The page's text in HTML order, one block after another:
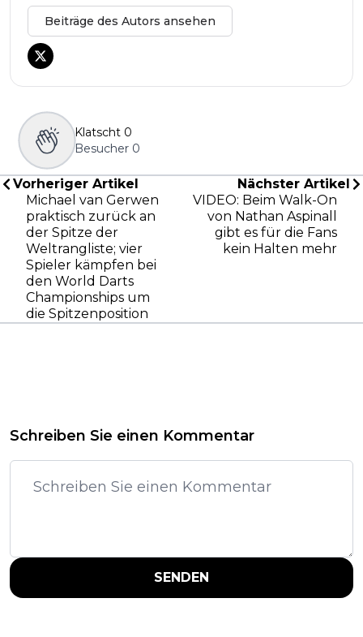
Beiträge des Autors ansehen
Klatscht 0
Besucher 0
Vorheriger Artikel
Michael van Gerwen
praktisch zurück an
der Spitze der
Weltrangliste; vier
Spieler kämpfen bei
den World Darts
Championships um
die Spitzenposition
Nächster Artikel
VIDEO: Beim Walk-On
von Nathan Aspinall
gibt es für die Fans
kein Halten mehr
Schreiben Sie einen Kommentar
SENDEN